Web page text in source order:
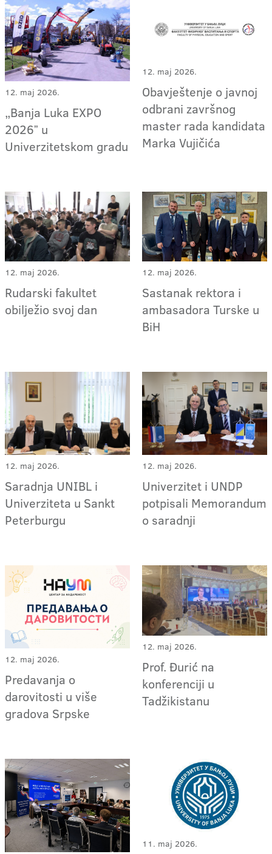
12. maj 2026.
„Banja Luka EXPO
2026ˮ u
Univerzitetskom gradu
12. maj 2026.
Obavještenje o javnoj
odbrani završnog
master rada kandidata
Marka Vujičića
12. maj 2026.
Rudarski fakultet
obilježio svoj dan
12. maj 2026.
Sastanak rektora i
ambasadora Turske u
BiH
12. maj 2026.
Saradnja UNIBL i
Univerziteta u Sankt
Peterburgu
12. maj 2026.
Univerzitet i UNDP
potpisali Memorandum
o saradnji
12. maj 2026.
Predavanja o
darovitosti u više
gradova Srpske
12. maj 2026.
Prof. Đurić na
konferenciji u
Tadžikistanu
11. maj 2026.